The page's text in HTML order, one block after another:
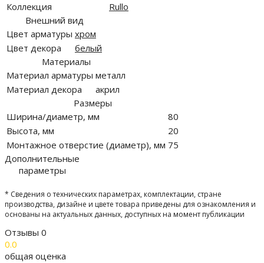
Коллекция
Rullo
Внешний вид
Цвет арматуры хром
Цвет декора
белый
Материалы
Материал арматуры металл
Материал декора
акрил
Размеры
Ширина/диаметр, мм
80
Высота, мм
20
Монтажное отверстие (диаметр), мм 75
Дополнительные
параметры
* Сведения о технических параметрах, комплектации, стране
производства, дизайне и цвете товара приведены для ознакомления и
основаны на актуальных данных, доступных на момент публикации
Отзывы 0
0.0
общая оценка